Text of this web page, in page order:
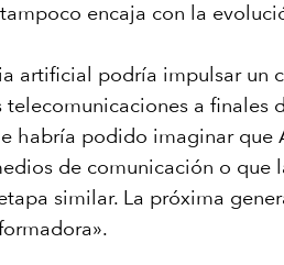
encaja con la
artificial podría impulsar un
telecomunicaciones a
habría podido imaginar que
de comunicación o
similar. La próxima